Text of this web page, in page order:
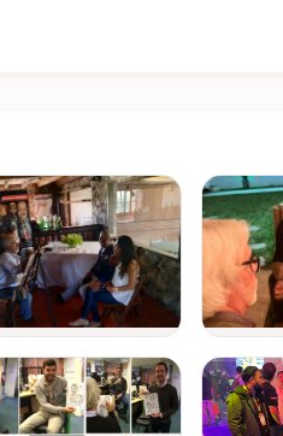
se reúnen con alegría
autor se resuelve en pocos
el baile, la recepción o
el clima de la fiesta.
Cada pieza se realiza a mano
sobre hojas de papel
colocar directo en un